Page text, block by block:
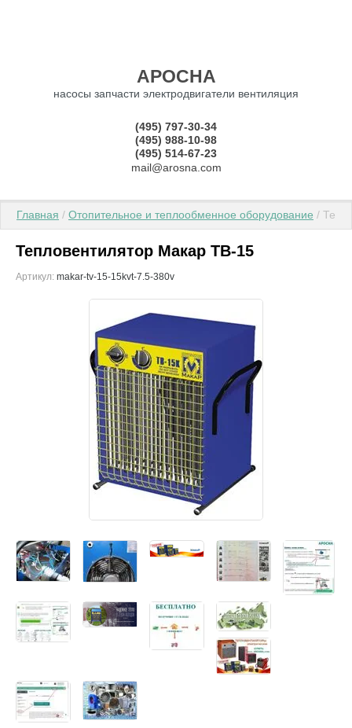
АРОСНА
насосы запчасти электродвигатели вентиляция
(495) 797-30-34
(495) 988-10-98
(495) 514-67-23
mail@arosna.com
Главная / Отопительное и теплообменное оборудование /
Тепловентилятор Макар ТВ-15
Артикул: makar-tv-15-15kvt-7.5-380v